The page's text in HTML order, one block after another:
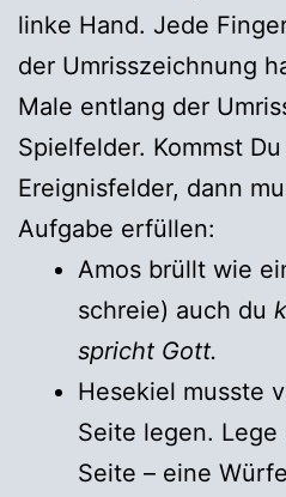
linke Hand. Jede
der Umrisszeichnung
Male entlang der
Spielfelder. Kommst
Ereignisfelder, dann
Aufgabe erfüllen:
Amos brüllt wie
schreie) auch du
spricht Gott.
Hesekiel musste
Seite legen.
Seite – eine